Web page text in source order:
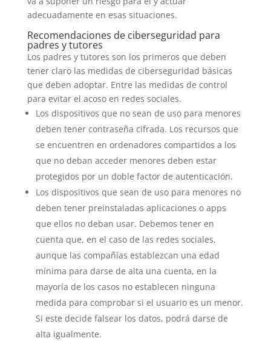
adecuadamente en esas situaciones.
Recomendaciones de ciberseguridad para
padres y tutores
Los padres y tutores son los primeros que deben
tener claro las medidas de ciberseguridad básicas
que deben adoptar. Entre las medidas de control
para evitar el acoso en redes sociales.
Los dispositivos que no sean de uso para menores
deben tener contraseña cifrada. Los recursos que
se encuentren en ordenadores compartidos a los
que no deban acceder menores deben estar
protegidos por un doble factor de autenticación.
Los dispositivos que sean de uso para menores no
deben tener preinstaladas aplicaciones o apps
que ellos no deban usar. Debemos tener en
cuenta que, en el caso de las redes sociales,
aunque las compañías establezcan una edad
mínima para darse de alta una cuenta, en la
mayoría de los casos no establecen ninguna
medida para comprobar si el usuario es un menor.
Si este decide falsear los datos, podrá darse de
alta igualmente.